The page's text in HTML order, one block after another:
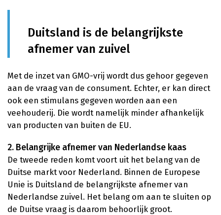
Duitsland is de belangrijkste
afnemer van zuivel
Met de inzet van GMO-vrij wordt dus gehoor gegeven
aan de vraag van de consument. Echter, er kan direct
ook een stimulans gegeven worden aan een
veehouderij. Die wordt namelijk minder afhankelijk
van producten van buiten de EU.
2. Belangrijke afnemer van Nederlandse kaas
De tweede reden komt voort uit het belang van de
Duitse markt voor Nederland. Binnen de Europese
Unie is Duitsland de belangrijkste afnemer van
Nederlandse zuivel. Het belang om aan te sluiten op
de Duitse vraag is daarom behoorlijk groot.